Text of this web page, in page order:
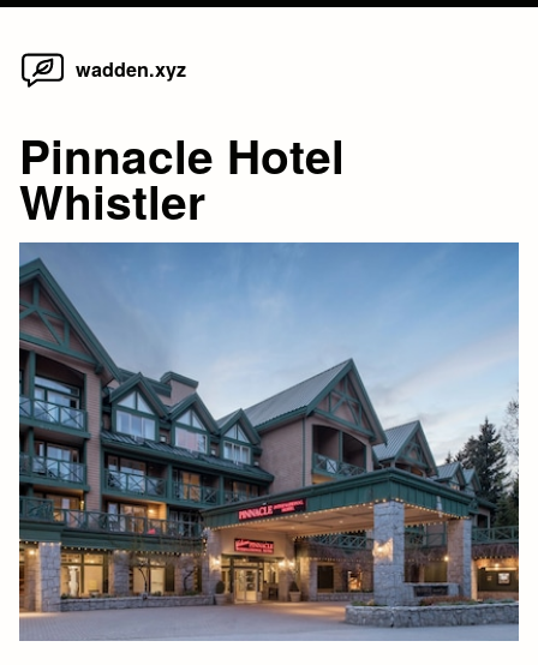
Skip
wadden.xyz
Pinnacle Hotel
Whistler